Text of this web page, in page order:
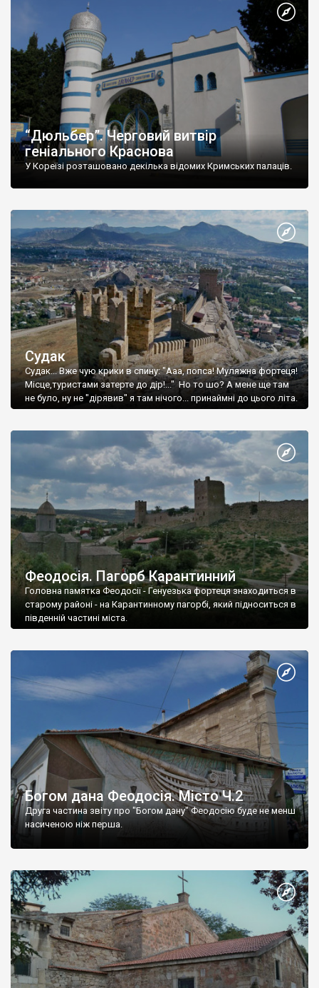
“Дюльбер”. Черговий витвір
геніального Краснова
У Кореїзі розташовано декілька відомих Кримських палаців.
Судак
Судак... Вже чую крики в спину: "Ааа, попса! Муляжна фортеця!
Місце,туристами затерте до дір!..." Но то шо? А мене ще там
не було, ну не "дірявив" я там нічого... принаймні до цього літа.
Феодосія. Пагорб Карантинний
Головна памятка Феодосії - Генуезька фортеця знаходиться в
старому районі - на Карантинному пагорбі, який підноситься в
південній частині міста.
Богом дана Феодосія. Місто Ч.2
Друга частина звіту про "Богом дану" Феодосію буде не менш
насиченою ніж перша.